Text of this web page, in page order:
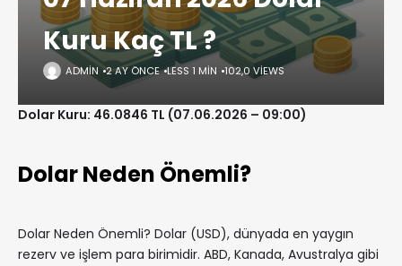
Kuru Kaç TL ?
ADMIN 2 AY ÖNCE LESS 1 MIN 102,0 VIEWS
Dolar Kuru: 46.0846 TL (07.06.2026 – 09:00)
Dolar Neden Önemli?
Dolar Neden Önemli? Dolar (USD), dünyada en yaygın
rezerv ve işlem para birimidir. ABD, Kanada, Avustralya gibi